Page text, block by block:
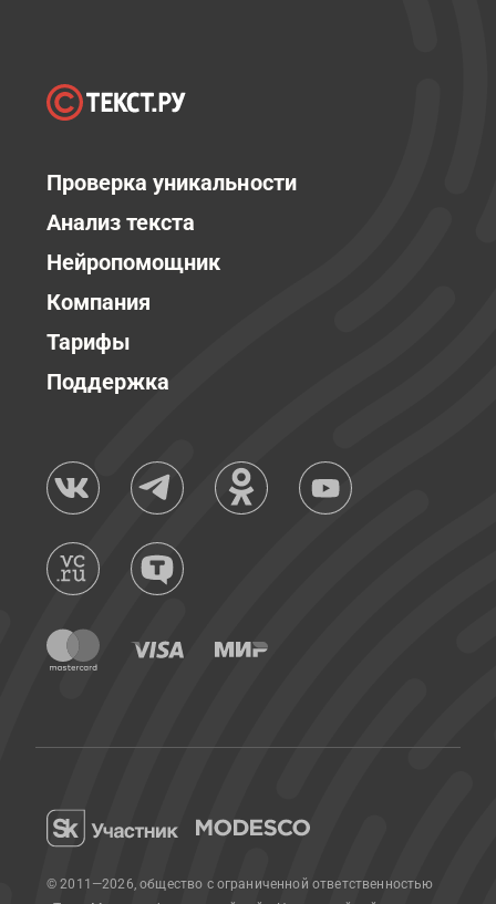
Проверка уникальности
Анализ текста
Нейропомощник
Компания
Тарифы
Поддержка
© 2011—2026, общество с ограниченной ответственностью